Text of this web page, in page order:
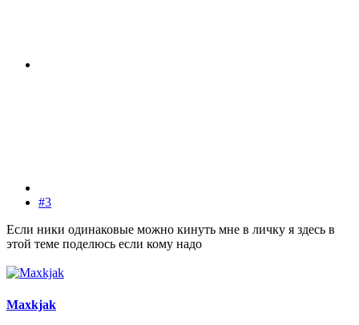
#3
Если ники одинаковые можно кинуть мне в личку я здесь в
этой теме поделюсь если кому надо
Maxkjak